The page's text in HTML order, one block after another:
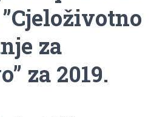
za
za 2019.